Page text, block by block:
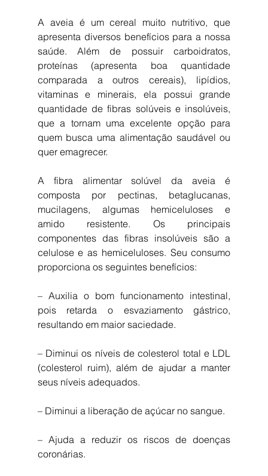
A aveia é um cereal muito nutritivo, que
apresenta diversos benefícios para a nossa
saúde. Além de possuir carboidratos,
proteínas (apresenta boa quantidade
comparada a outros cereais), lipídios,
vitaminas e minerais, ela possui grande
quantidade de fibras solúveis e insolúveis,
que a tornam uma excelente opção para
quem busca uma alimentação saudável ou
quer emagrecer.
A fibra alimentar solúvel da aveia é
composta por pectinas, betaglucanas,
mucilagens, algumas hemiceluloses e
amido resistente. Os principais
componentes das fibras insolúveis são a
celulose e as hemiceluloses. Seu consumo
proporciona os seguintes benefícios:
– Auxilia o bom funcionamento intestinal,
pois retarda o esvaziamento gástrico,
resultando em maior saciedade.
– Diminui os níveis de colesterol total e LDL
(colesterol ruim), além de ajudar a manter
seus níveis adequados.
– Diminui a liberação de açúcar no sangue.
– Ajuda a reduzir os riscos de doenças
coronárias.